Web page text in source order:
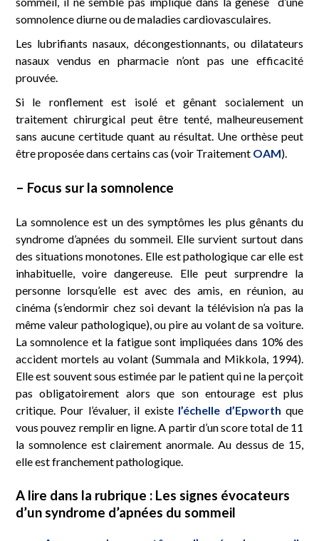
somnolence diurne ou de maladies cardiovasculaires.
Les lubrifiants nasaux, décongestionnants, ou dilatateurs
nasaux vendus en pharmacie n’ont pas une efficacité
prouvée.
Si le ronflement est isolé et gênant socialement un
traitement chirurgical peut être tenté, malheureusement
sans aucune certitude quant au résultat. Une orthèse peut
être proposée dans certains cas (voir Traitement OAM).
– Focus sur la somnolence
La somnolence est un des symptômes les plus gênants du
syndrome d’apnées du sommeil. Elle survient surtout dans
des situations monotones. Elle est pathologique car elle est
inhabituelle, voire dangereuse. Elle peut surprendre la
personne lorsqu’elle est avec des amis, en réunion, au
cinéma (s’endormir chez soi devant la télévision n’a pas la
même valeur pathologique), ou pire au volant de sa voiture.
La somnolence et la fatigue sont impliquées dans 10% des
accident mortels au volant (Summala and Mikkola, 1994).
Elle est souvent sous estimée par le patient qui ne la perçoit
pas obligatoirement alors que son entourage est plus
critique. Pour l’évaluer, il existe l’échelle d’Epworth que
vous pouvez remplir en ligne. A partir d’un score total de 11
la somnolence est clairement anormale. Au dessus de 15,
elle est franchement pathologique.
A lire dans la rubrique : Les signes évocateurs
d’un syndrome d’apnées du sommeil